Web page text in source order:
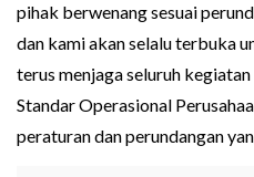
pihak berwenang sesuai
dan kami akan selalu terbuka
terus menjaga seluruh
Standar Operasional
peraturan dan perundangan